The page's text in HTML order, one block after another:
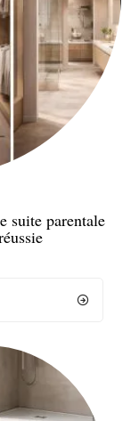
suite parentale